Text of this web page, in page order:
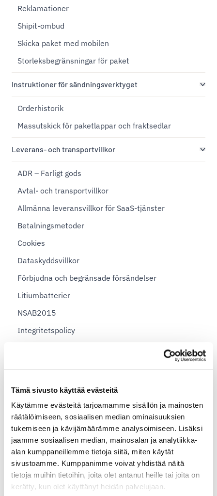
Tämä sivusto käyttää evästeitä
Käytämme evästeitä tarjoamamme sisällön ja mainosten
räätälöimiseen, sosiaalisen median ominaisuuksien
tukemiseen ja kävijämäärämme analysoimiseen. Lisäksi
jaamme sosiaalisen median, mainosalan ja analytiikka-
alan kumppaneillemme tietoja siitä, miten käytät
sivustoamme. Kumppanimme voivat yhdistää näitä
tietoja muihin tietoihin, joita olet antanut heille tai joita on
kerätty, kun olet käyttänyt heidän palvelujaan.
Reklamationer
Shipit-ombud
Skicka paket med mobilen
Storleksbegränsningar för paket
Instruktioner för sändningsverktyget
Orderhistorik
Massutskick för paketlappar och fraktsedlar
Leverans- och transportvillkor
ADR – Farligt gods
Avtal- och transportvillkor
Allmänna leveransvillkor för SaaS-tjänster
Betalningsmetoder
Cookies
Dataskyddsvillkor
Förbjudna och begränsade försändelser
Litiumbatterier
NSAB2015
Integritetspolicy
Clover Shop - Instruktioner
Ecwid - Instruktioner
Finqu - Instruktioner
Lunni - Instruktioner
Magento 2.0 - Instruktioner
MyCashflow - Instruktioner